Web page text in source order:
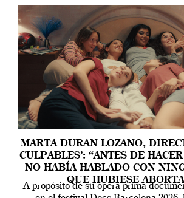
MARTA DURAN LOZANO,
CULPABLES’: “ANTES DE
NO HABÍA HABLADO CON
QUE HUBIESE
A propósito de su ópera prima